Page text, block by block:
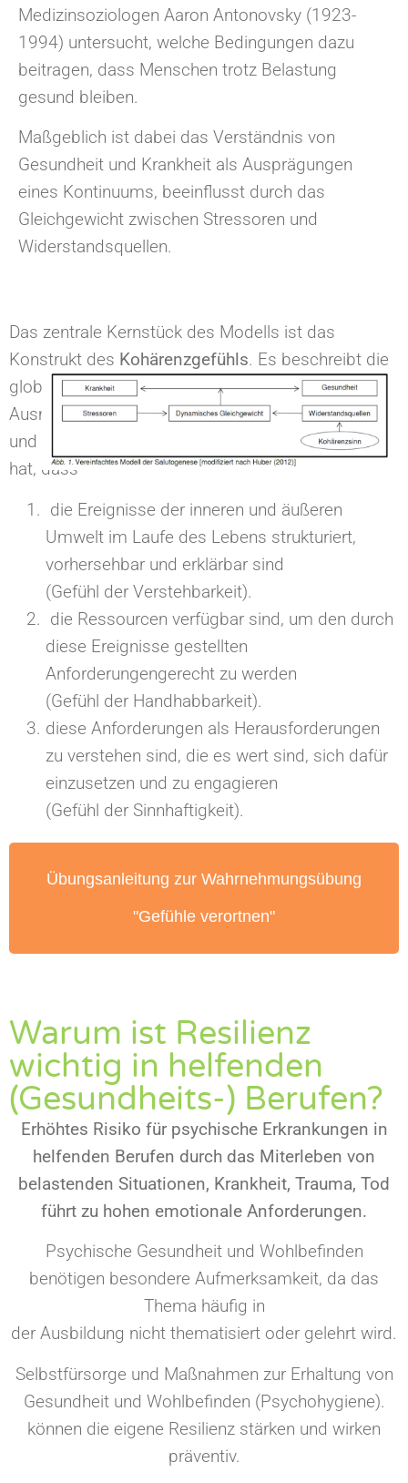
Medizinsoziologen Aaron Antonovsky (1923-
1994) untersucht, welche Bedingungen dazu
beitragen, dass Menschen trotz Belastung
gesund bleiben.
Maßgeblich ist dabei das Verständnis von
Gesundheit und Krankheit als Ausprägungen
eines Kontinuums, beeinflusst durch das
Gleichgewicht zwischen Stressoren und
Widerstandsquellen.
Das zentrale Kernstück des Modells ist das
Konstrukt des Kohärenzgefühls. Es beschreibt die
globale Orientierung, die ausdrückt, in welchem
Ausmaß man ein durchgehendes, überdauerndes
und dennoch dynamisches Gefühl der Zuversicht
hat, dass
die Ereignisse der inneren und äußeren
Umwelt im Laufe des Lebens strukturiert,
vorhersehbar und erklärbar sind
(Gefühl der Verstehbarkeit).
die Ressourcen verfügbar sind, um den durch
diese Ereignisse gestellten
Anforderungengerecht zu werden
(Gefühl der Handhabbarkeit).
diese Anforderungen als Herausforderungen
zu verstehen sind, die es wert sind, sich dafür
einzusetzen und zu engagieren
(Gefühl der Sinnhaftigkeit).
Übungsanleitung zur Wahrnehmungsübung
"Gefühle verortnen"
Warum ist Resilienz
wichtig in helfenden
(Gesundheits-) Berufen?
Erhöhtes Risiko für psychische Erkrankungen in
helfenden Berufen durch das Miterleben von
belastenden Situationen, Krankheit, Trauma, Tod
führt zu hohen emotionale Anforderungen.
Psychische Gesundheit und Wohlbefinden
benötigen besondere Aufmerksamkeit, da das
Thema häufig in
der Ausbildung nicht thematisiert oder gelehrt wird.
Selbstfürsorge und Maßnahmen zur Erhaltung von
Gesundheit und Wohlbefinden (Psychohygiene).
können die eigene Resilienz stärken und wirken
präventiv.